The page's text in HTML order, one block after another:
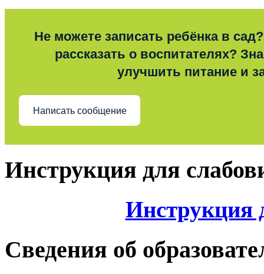
Не можете записать ребёнка в
рассказать о воспитателях?
улучшить питание и
Написать сообщение
Инструкция для
Инструкция
Сведения об